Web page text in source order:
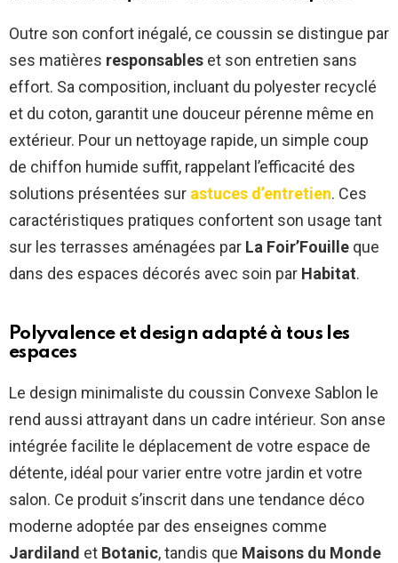
Outre son confort inégalé, ce coussin se distingue par
ses matières responsables et son entretien sans
effort. Sa composition, incluant du polyester recyclé
et du coton, garantit une douceur pérenne même en
extérieur. Pour un nettoyage rapide, un simple coup
de chiffon humide suffit, rappelant l’efficacité des
solutions présentées sur astuces d’entretien. Ces
caractéristiques pratiques confortent son usage tant
sur les terrasses aménagées par La Foir’Fouille que
dans des espaces décorés avec soin par Habitat.
Polyvalence et design adapté à tous les
espaces
Le design minimaliste du coussin Convexe Sablon le
rend aussi attrayant dans un cadre intérieur. Son anse
intégrée facilite le déplacement de votre espace de
détente, idéal pour varier entre votre jardin et votre
salon. Ce produit s’inscrit dans une tendance déco
moderne adoptée par des enseignes comme
Jardiland et Botanic, tandis que Maisons du Monde